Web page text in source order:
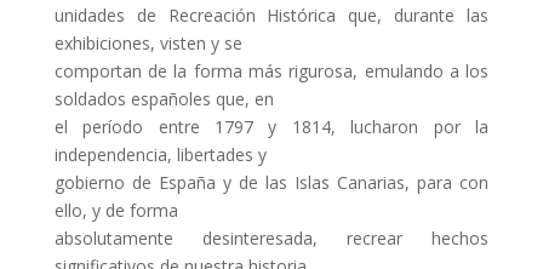
unidades de Recreación Histórica que, durante las
exhibiciones, visten y se
comportan de la forma más rigurosa, emulando a los
soldados españoles que, en
el período entre 1797 y 1814, lucharon por la
independencia, libertades y
gobierno de España y de las Islas Canarias, para con
ello, y de forma
absolutamente desinteresada, recrear hechos